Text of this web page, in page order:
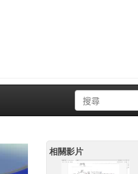
相關影片